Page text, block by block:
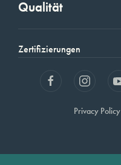
Qualität
Zertifizierungen
Privacy Policy